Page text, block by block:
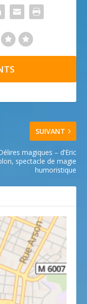
SUIVANT
magiques – d’Eric
spectacle de magie
humoristique